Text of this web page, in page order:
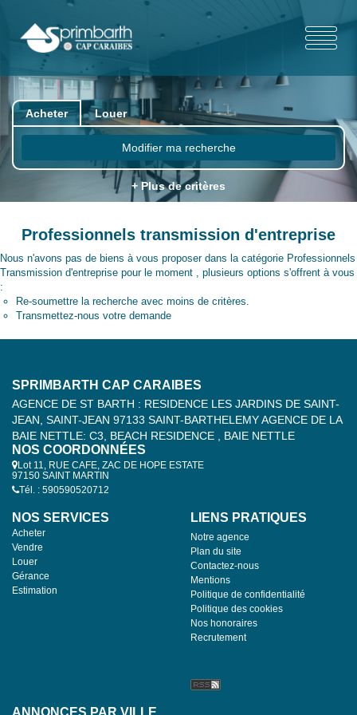
Acheter Louer
Modifier ma recherche
+ Plus de critères
Professionnels transmission d'entreprise
Nous n'avons pas de biens à vous proposer dans la catégorie Professionnels
Transmission d'entreprise pour le moment , plusieurs options s'offrent à vous
:
Re-soumettre la recherche avec moins de critères.
Transmettez-nous votre demande
SPRIMBARTH CAP CARAIBES
AGENCE DE ST BARTH : RESIDENCE LES JARDINS DE SAINT-
JEAN, SAINT-JEAN 97133 SAINT-BARTHELEMY AGENCE DE LA
BAIE NETTLE: C3, BEACH RESIDENCE , BAIE NETTLE
NOS COORDONNÉES
Lot 11, RUE CAFE, ZAC DE HOPE ESTATE
97150 SAINT MARTIN
Tél. : 590590520712
NOS SERVICES
Acheter
Vendre
Louer
Gérance
Estimation
LIENS PRATIQUES
Notre agence
Plan du site
Contactez-nous
Mentions
Politique de confidentialité
Politique des cookies
Nos honoraires
Recrutement
ANNONCES PAR VILLE